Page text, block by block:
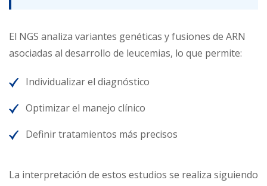
El NGS analiza variantes genéticas y fusiones de ARN
asociadas al desarrollo de leucemias, lo que permite:
Individualizar el diagnóstico
Optimizar el manejo clínico
Definir tratamientos más precisos
La interpretación de estos estudios se realiza siguiendo